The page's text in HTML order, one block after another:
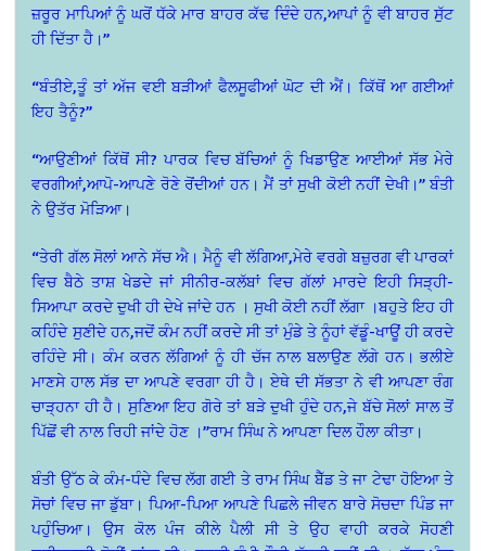
ਜ਼ਰੂਰ ਮਾਪਿਆਂ ਨੂੰ ਘਰੋਂ ਧੱਕੇ ਮਾਰ ਬਾਹਰ ਕੱਢ ਦਿੰਦੇ ਹਨ,ਆਪਾਂ ਨੂੰ ਵੀ ਬਾਹਰ ਸੁੱਟ
ਹੀ ਦਿੱਤਾ ਹੈ।”
“ਬੰਤੀਏ,ਤੂੰ ਤਾਂ ਅੱਜ ਵਈ ਬੜੀਆਂ ਫੈਲਸੂਫੀਆਂ ਘੋਟ ਦੀ ਐਂ। ਕਿੱਥੋਂ ਆ ਗਈਆਂ
ਇਹ ਤੈਨੂੰ?”
“ਆਉਣੀਆਂ ਕਿੱਥੋਂ ਸੀ? ਪਾਰਕ ਵਿਚ ਬੱਚਿਆਂ ਨੂੰ ਖਿਡਾਉਣ ਆਈਆਂ ਸੱਭ ਮੇਰੇ
ਵਰਗੀਆਂ,ਆਪੋ-ਆਪਣੇ ਰੋਣੇ ਰੋਂਦੀਆਂ ਹਨ। ਮੈਂ ਤਾਂ ਸੁਖੀ ਕੋਈ ਨਹੀਂ ਦੇਖੀ।” ਬੰਤੀ
ਨੇ ਉਤੱਰ ਮੋੜਿਆ।
“ਤੇਰੀ ਗੱਲ ਸੋਲਾਂ ਆਨੇ ਸੱਚ ਐ। ਮੈਨੂੰ ਵੀ ਲੱਗਿਆ,ਮੇਰੇ ਵਰਗੇ ਬਜ਼ੁਰਗ ਵੀ ਪਾਰਕਾਂ
ਵਿਚ ਬੈਠੇ ਤਾਸ਼ ਖੇਡਦੇ ਜਾਂ ਸੀਨੀਰ-ਕਲੱਬਾਂ ਵਿਚ ਗੱਲਾਂ ਮਾਰਦੇ ਇਹੀ ਸਿੜ੍ਹੀ-
ਸਿਆਪਾ ਕਰਦੇ ਦੁਖੀ ਹੀ ਦੇਖੇ ਜਾਂਦੇ ਹਨ । ਸੁਖੀ ਕੋਈ ਨਹੀਂ ਲੱਗਾ ।ਬਹੁਤੇ ਇਹ ਹੀ
ਕਹਿੰਦੇ ਸੁਣੀਦੇ ਹਨ,ਜਦੋਂ ਕੰਮ ਨਹੀਂ ਕਰਦੇ ਸੀ ਤਾਂ ਮੁੰਡੇ ਤੇ ਨੂੰਹਾਂ ਵੱਡੂੰ-ਖਾਊਂ ਹੀ ਕਰਦੇ
ਰਹਿੰਦੇ ਸੀ। ਕੰਮ ਕਰਨ ਲੱਗਿਆਂ ਨੂੰ ਹੀ ਚੱਜ ਨਾਲ ਬਲਾਉਣ ਲੱਗੇ ਹਨ। ਭਲੀਏ
ਮਾਣਸੇ ਹਾਲ ਸੱਭ ਦਾ ਆਪਣੇ ਵਰਗਾ ਹੀ ਹੈ। ਏਥੇ ਦੀ ਸੱਭਤਾ ਨੇ ਵੀ ਆਪਣਾ ਰੰਗ
ਚਾੜ੍ਹਨਾ ਹੀ ਹੈ। ਸੁਣਿਆ ਇਹ ਗੋਰੇ ਤਾਂ ਬੜੇ ਦੁਖੀ ਹੁੰਦੇ ਹਨ,ਜੇ ਬੱਚੇ ਸੋਲਾਂ ਸਾਲ ਤੋਂ
ਪਿੱਛੋਂ ਵੀ ਨਾਲ ਰਿਹੀ ਜਾਂਦੇ ਹੋਣ ।”ਰਾਮ ਸਿੰਘ ਨੇ ਆਪਣਾ ਦਿਲ ਹੌਲਾ ਕੀਤਾ।
ਬੰਤੀ ਉੱਠ ਕੇ ਕੰਮ-ਧੰਦੇ ਵਿਚ ਲੱਗ ਗਈ ਤੇ ਰਾਮ ਸਿੰਘ ਬੈੱਡ ਤੇ ਜਾ ਟੇਢਾ ਹੋਇਆ ਤੇ
ਸੋਚਾਂ ਵਿਚ ਜਾ ਡੁੱਬਾ। ਪਿਆ-ਪਿਆ ਆਪਣੇ ਪਿਛਲੇ ਜੀਵਨ ਬਾਰੇ ਸੋਚਦਾ ਪਿੰਡ ਜਾ
ਪਹੁੰਚਿਆ। ਉਸ ਕੋਲ ਪੰਜ ਕੀਲੇ ਪੈਲੀ ਸੀ ਤੇ ਉਹ ਵਾਹੀ ਕਰਕੇ ਸੋਹਣੀ